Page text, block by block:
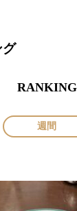
グ
RANKING
週間